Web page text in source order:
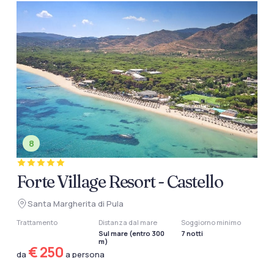
8
Forte Village Resort - Castello
Santa Margherita di Pula
Trattamento
Distanza dal mare
Sul mare (entro 300
m)
Soggiorno minimo
7 notti
da € 250 a persona